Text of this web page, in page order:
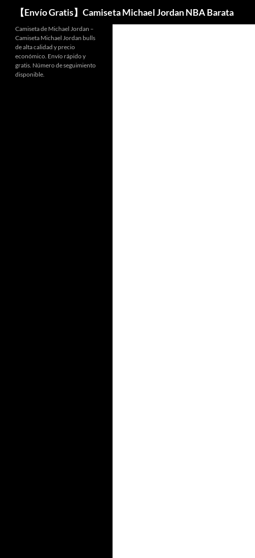
【Envío Gratis】Camiseta Michael Jordan NBA Barata
Buscar
Camiseta de Michael Jordan –
Camiseta Michael Jordan bulls
de alta calidad y precio
económico. Envío rápido y
gratis. Número de seguimiento
disponible.